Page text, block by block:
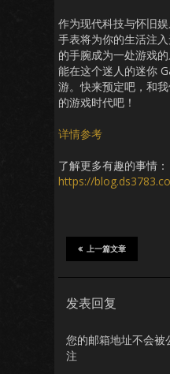
作为现代科技与怀旧
手表将为你的生活注
的手腕成为一处游戏
能在这个迷人的迷你
游。快来预定吧，和
的游戏时代吧！
详情参考
了解更多有趣的事情：
https://
上一篇文章
发表回复
您的邮箱地址不会被
注